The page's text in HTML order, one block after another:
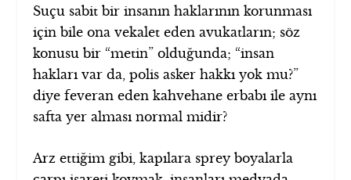
Suçu sabit bir insanın haklarının korunması
için bile ona vekalet eden avukatların; söz
konusu bir “metin” olduğunda; “insan
hakları var da, polis asker hakkı yok mu?”
diye feveran eden kahvehane erbabı ile aynı
safta yer alması normal midir?
Arz ettiğim gibi, kapılara sprey boyalarla